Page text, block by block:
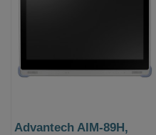
Advantech AIM-89H,